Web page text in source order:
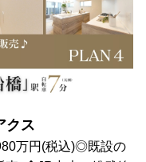
クス
万円(税込)◎既設の